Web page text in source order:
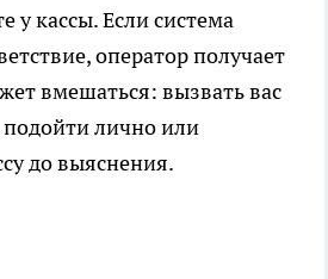
у кассы. Если система
оператор получает
вмешаться: вызвать вас
лично или
до выяснения.